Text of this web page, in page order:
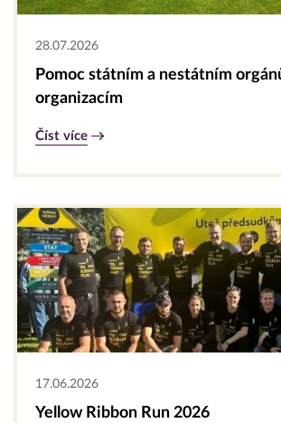
28.07.2026
Pomoc státním a nestátním
organizacím
Číst více
17.06.2026
Yellow Ribbon Run 2026